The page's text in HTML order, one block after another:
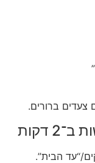
צעדים ברורים.
דקות
“עד הבית”.